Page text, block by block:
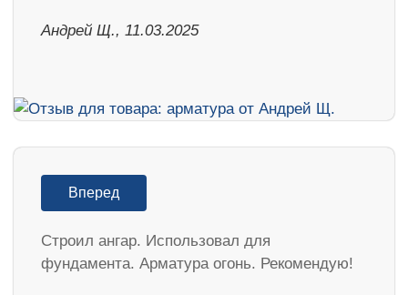
Андрей Щ., 11.03.2025
Вперед
Строил ангар. Использовал для
фундамента. Арматура огонь. Рекомендую!